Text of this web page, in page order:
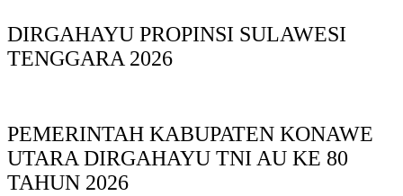
DIRGAHAYU PROPINSI SULAWESI
TENGGARA 2026
PEMERINTAH KABUPATEN KONAWE
UTARA DIRGAHAYU TNI AU KE 80
TAHUN 2026